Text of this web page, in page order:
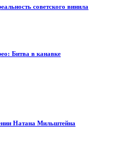
советского винила
Битва в канавке
Натана Мильштейна